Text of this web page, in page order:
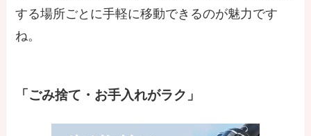
する場所ごとに手軽に移動できるのが魅力です
ね。
「ごみ捨て・お手入れがラク」